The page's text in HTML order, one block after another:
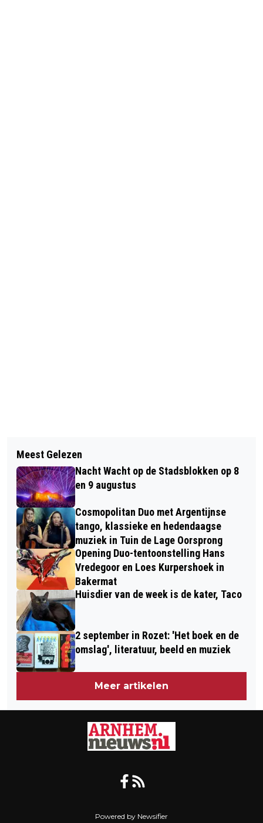
SAMENWERKEN VOOR STERKE
KENNISCAMPUS ARNHEM-VELP
ARNHEMMER VEROORDEELD VOOR
POGING ZWARE MISHANDELING,
BEDREIGING EN WAPENBEZIT
Meest Gelezen
Nacht Wacht op de Stadsblokken op 8
en 9 augustus
Cosmopolitan Duo met Argentijnse
tango, klassieke en hedendaagse
muziek in Tuin de Lage Oorsprong
Opening Duo-tentoonstelling Hans
Vredegoor en Loes Kurpershoek in
Bakermat
Huisdier van de week is de kater, Taco
2 september in Rozet: 'Het boek en de
omslag', literatuur, beeld en muziek
Meer artikelen
Powered by Newsifier